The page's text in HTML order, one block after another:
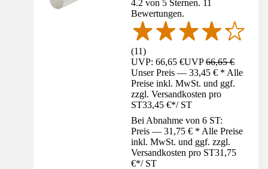
4.2 von 5 Sternen. 11
Bewertungen.
(11)
UVP: 66,65 €UVP66,65 €
Unser Preis — 33,45 € * Alle
Preise inkl. MwSt. und ggf.
zzgl. Versandkosten pro
ST33,45 €*/ ST
Bei Abnahme von 6 ST:
Preis — 31,75 € * Alle Preise
inkl. MwSt. und ggf. zzgl.
Versandkosten pro ST31,75
€*/ ST